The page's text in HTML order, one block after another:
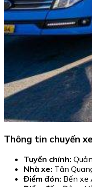
Thông tin chuyến xe
Tuyến chính:
Nhà xe: Tân
Điểm đón: Bến xe